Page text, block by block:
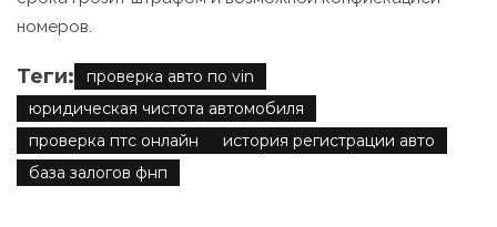
номеров.
Теги:
проверка авто по vin
юридическая чистота автомобиля
проверка птс онлайн
история регистрации авто
база залогов фнп